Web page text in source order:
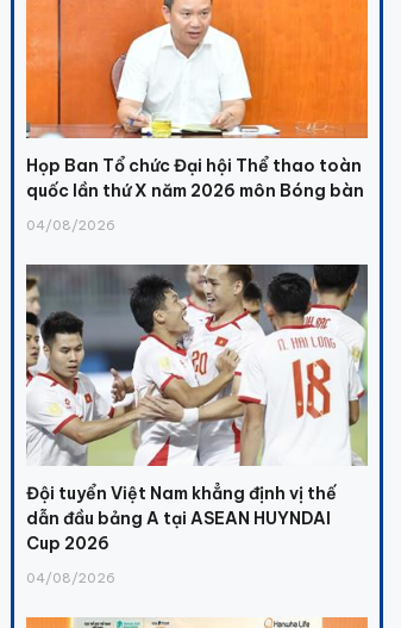
Họp Ban Tổ chức Đại hội Thể thao toàn
quốc lần thứ X năm 2026 môn Bóng bàn
04/08/2026
Đội tuyển Việt Nam khẳng định vị thế
dẫn đầu bảng A tại ASEAN HUYNDAI
Cup 2026
04/08/2026